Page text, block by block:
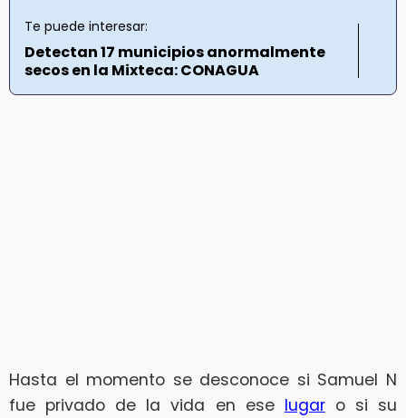
Te puede interesar:
Detectan 17 municipios anormalmente
secos en la Mixteca: CONAGUA
Hasta el momento se desconoce si Samuel N
fue privado de la vida en ese lugaro si su